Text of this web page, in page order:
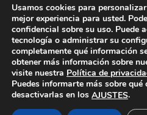
Distronica © 2016 Todos los
Política de privacidad|
Desarrollado
Inicio
Quiénes
Usamos cookies para
mejor experiencia para usted.
confidencial sobre su uso. Puede
tecnología o administrar su
completamente qué información
obtener más información sobre
visite nuestra Política de
Puedes informarte más sobre
desactivarlas en los AJUSTES.